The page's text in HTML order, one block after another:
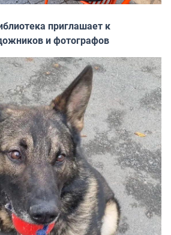
приглашает к
и фотографов